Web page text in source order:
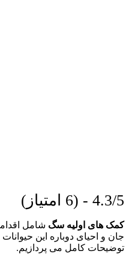
4.3/5 - (6 امتیاز)
کمک های اولیه سگ شامل
جان و احیای دوباره این
توضیحات کامل می پردازیم.